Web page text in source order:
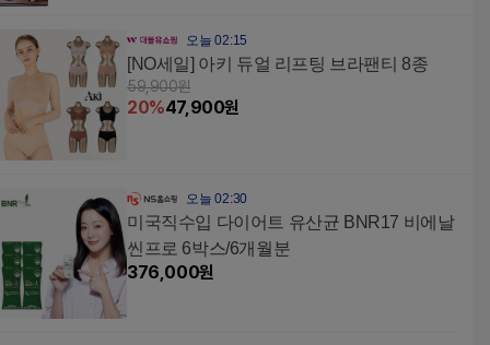
오늘 02:15
[NO세일] 아키 듀얼 리프팅 브라팬티 8종
59,900원
20%47,900원
오늘 02:30
미국직수입 다이어트 유산균 BNR17 비에날
씬프로 6박스/6개월분
376,000원